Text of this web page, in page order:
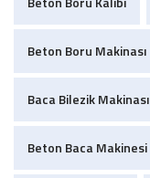
Beton Boru Makinası
Baca Bilezik Makinası
Beton Baca Makinesi